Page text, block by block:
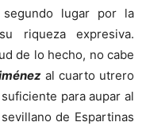
lugar por la
riqueza expresiva.
de lo hecho, no cabe
al cuarto utrero
para aupar al
de Espartinas